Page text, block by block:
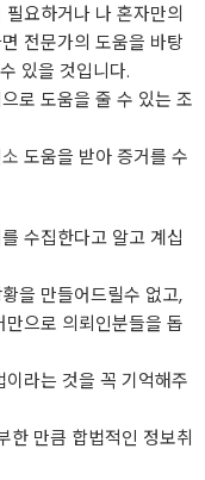
요하거나 나 혼자만의
전문가의 도움을 바탕
있을 것입니다.
로 도움을 줄 수 있는 조
도움을 받아 증거를 수
수집한다고 알고 계십
을 만들어드릴수 없고,
으로 의뢰인분들을 돕
라는 것을 꼭 기억해주
한 만큼 합법적인 정보취